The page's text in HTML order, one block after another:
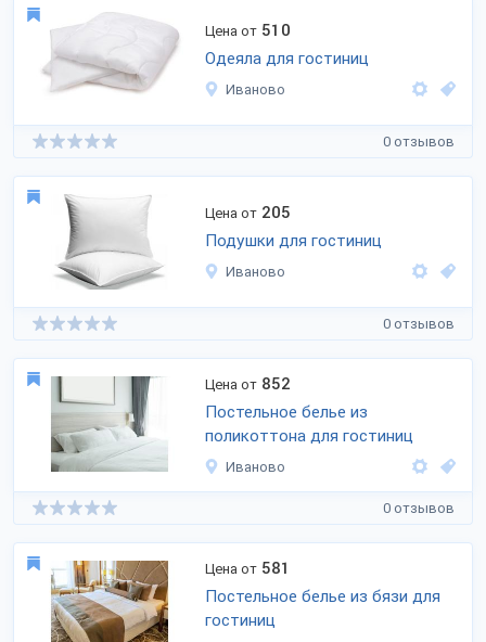
Цена от 510
Одеяла для гостиниц
Иваново
0 отзывов
Цена от 205
Подушки для гостиниц
Иваново
0 отзывов
Цена от 852
Постельное белье из
поликоттона для гостиниц
Иваново
0 отзывов
Цена от 581
Постельное белье из бязи для
гостиниц